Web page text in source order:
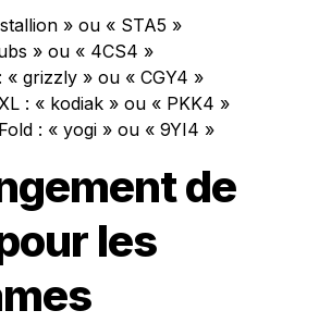
» ou « STA5 »
» ou « 4CS4 »
« grizzly » ou « CGY4 »
: « kodiak » ou « PKK4 »
: « yogi » ou « 9YI4 »
de
les